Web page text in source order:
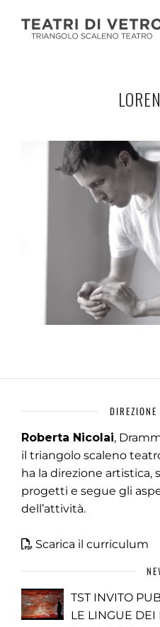
Roberta Nicolai,
il triangolo scaleno
ha la direzione artistica,
progetti e segue gli
dell’attività.
Scarica il curriculum
TST INVITO
LE LINGUE DEI